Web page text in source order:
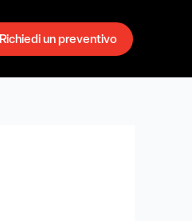
Richiedi un preventivo